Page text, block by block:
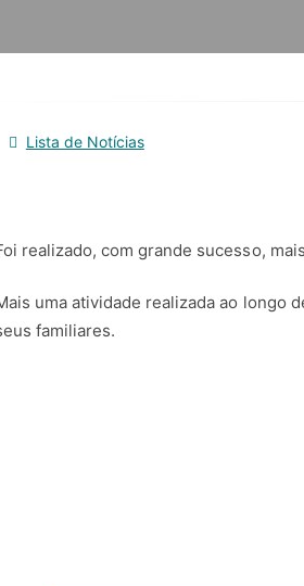
Lista de Notícias
realizado, com grande sucesso,
uma atividade realizada ao longo
familiares.